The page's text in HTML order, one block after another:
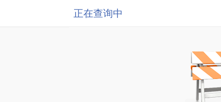
正在查询中